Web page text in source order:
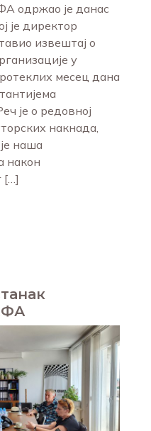
одржао је данас
је директор
извештај о
у
месец дана
је о редовној
накнада,
наша
након
[…]